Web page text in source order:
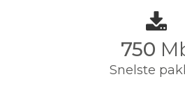
750
Snelste